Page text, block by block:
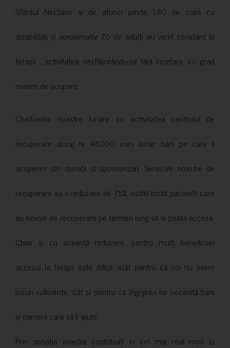
Sfântul Nectarie și de atunci peste 140 de copii cu
dizabilități și aproximativ 70 de adulți au venit constant la
terapii , activitatea desfășurându-se fără încetare, cu grad
maxim de ocupare.
Cheltuielile noastre lunare cu activitatea centrului de
recuperare ajung la 48000 euro lunar, bani pe care îi
acoperim din donații și sponsorizări. Serviciile noastre de
recuperare au o reducere de 75%, astfel încât pacienții care
au nevoie de recuperare pe termen lung să le poată accesa.
Chiar și cu această reducere, pentru mulți beneficiari
accesul la terapii este dificil, atât pentru că noi nu avem
locuri suficiente, cât și pentru că îngrijirea lor necesită bani
și oameni care să îi ajute.
Prin donația voastră contribuiți în cel mai real mod la